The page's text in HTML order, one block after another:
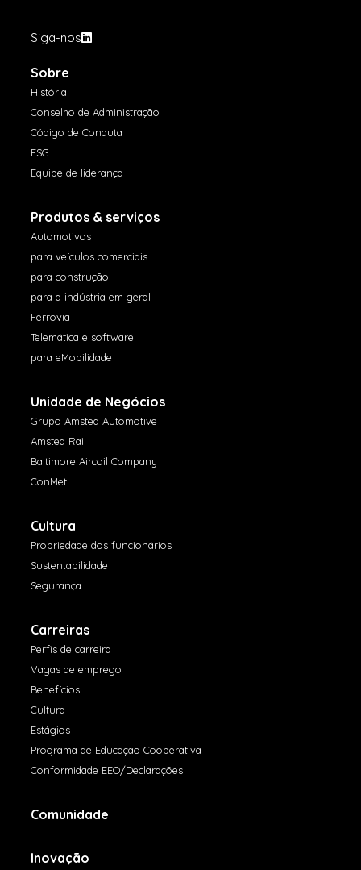
Siga-nos
Sobre
História
Conselho de Administração
Código de Conduta
ESG
Equipe de liderança
Produtos & serviços
Automotivos
para veículos comerciais
para construção
para a indústria em geral
Ferrovia
Telemática e software
para eMobilidade
Unidade de Negócios
Grupo Amsted Automotive
Amsted Rail
Baltimore Aircoil Company
ConMet
Cultura
Propriedade dos funcionários
Sustentabilidade
Segurança
Carreiras
Perfis de carreira
Vagas de emprego
Benefícios
Cultura
Estágios
Programa de Educação Cooperativa
Conformidade EEO/Declarações
Comunidade
Inovação